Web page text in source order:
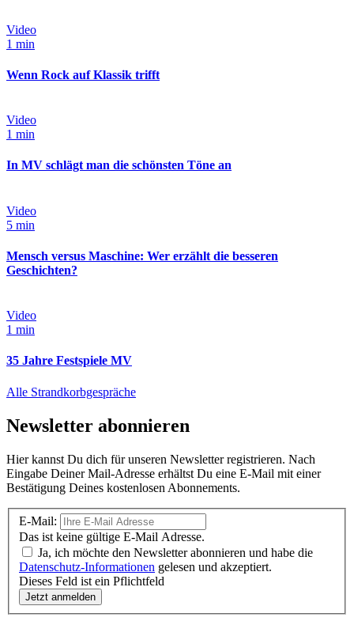
Video
1 min
Wenn Rock auf Klassik trifft
Video
1 min
In MV schlägt man die schönsten Töne an
Video
5 min
Mensch versus Maschine: Wer erzählt die besseren
Geschichten?
Video
1 min
35 Jahre Festspiele MV
Alle Strandkorbgespräche
Newsletter abonnieren
Hier kannst Du dich für unseren Newsletter registrieren. Nach
Eingabe Deiner Mail-Adresse erhältst Du eine E-Mail mit einer
Bestätigung Deines kostenlosen Abonnements.
E-Mail:
Das ist keine gültige E-Mail Adresse.
Ja, ich möchte den Newsletter abonnieren und habe die
Datenschutz-Informationen gelesen und akzeptiert.
Dieses Feld ist ein Pflichtfeld